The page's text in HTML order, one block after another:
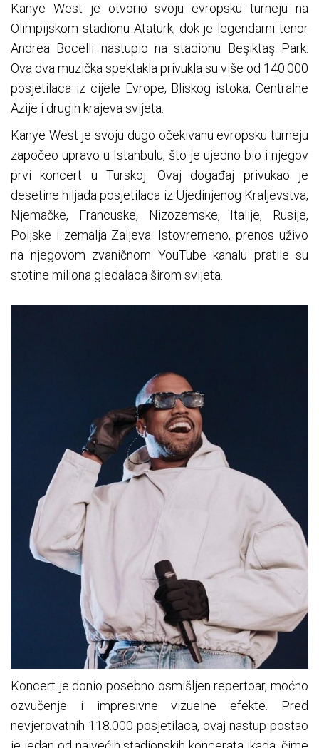
Kanye West je otvorio svoju evropsku turneju na
Olimpijskom stadionu Atatürk, dok je legendarni tenor
Andrea Bocelli nastupio na stadionu Beşiktaş Park.
Ova dva muzička spektakla privukla su više od 140.000
posjetilaca iz cijele Evrope, Bliskog istoka, Centralne
Azije i drugih krajeva svijeta.
Kanye West je svoju dugo očekivanu evropsku turneju
započeo upravo u Istanbulu, što je ujedno bio i njegov
prvi koncert u Turskoj. Ovaj događaj privukao je
desetine hiljada posjetilaca iz Ujedinjenog Kraljevstva,
Njemačke, Francuske, Nizozemske, Italije, Rusije,
Poljske i zemalja Zaljeva. Istovremeno, prenos uživo
na njegovom zvaničnom YouTube kanalu pratile su
stotine miliona gledalaca širom svijeta.
Koncert je donio posebno osmišljen repertoar, moćno
ozvučenje i impresivne vizuelne efekte. Pred
nevjerovatnih 118.000 posjetilaca, ovaj nastup postao